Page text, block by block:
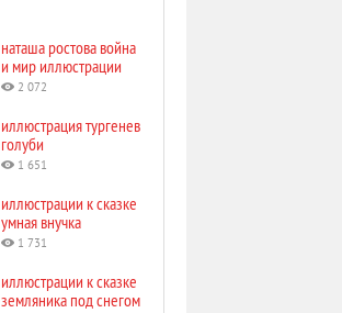
наташа ростова война
и мир иллюстрации
2 072
иллюстрация тургенев
голуби
1 651
иллюстрации к сказке
умная внучка
1 731
иллюстрации к сказке
земляника под снегом